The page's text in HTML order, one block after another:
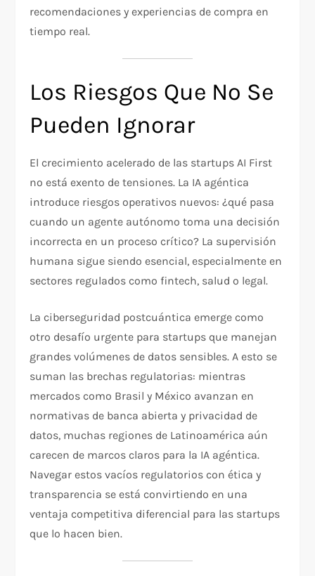
recomendaciones y experiencias de compra en
tiempo real.
Los Riesgos Que No Se
Pueden Ignorar
El crecimiento acelerado de las startups AI First
no está exento de tensiones. La IA agéntica
introduce riesgos operativos nuevos: ¿qué pasa
cuando un agente autónomo toma una decisión
incorrecta en un proceso crítico? La supervisión
humana sigue siendo esencial, especialmente en
sectores regulados como fintech, salud o legal.
La ciberseguridad postcuántica emerge como
otro desafío urgente para startups que manejan
grandes volúmenes de datos sensibles. A esto se
suman las brechas regulatorias: mientras
mercados como Brasil y México avanzan en
normativas de banca abierta y privacidad de
datos, muchas regiones de Latinoamérica aún
carecen de marcos claros para la IA agéntica.
Navegar estos vacíos regulatorios con ética y
transparencia se está convirtiendo en una
ventaja competitiva diferencial para las startups
que lo hacen bien.